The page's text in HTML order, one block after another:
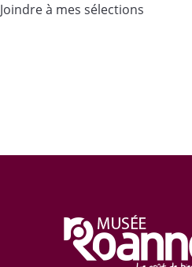
Joindre à mes sélections